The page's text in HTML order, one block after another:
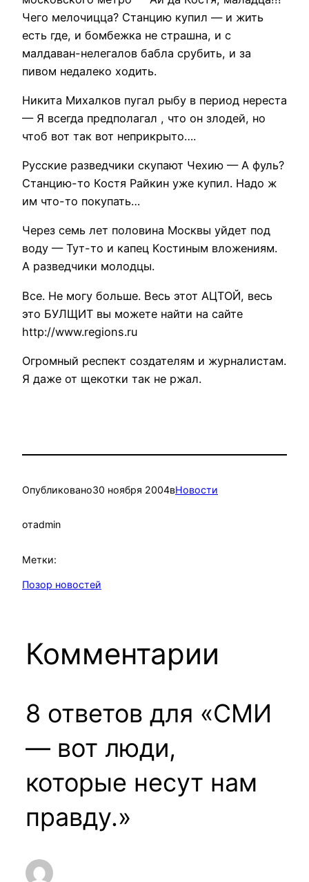
Чего мелочицца? Станцию купил — и жить
есть где, и бомбежка не страшна, и с
малдаван-нелегалов бабла срубить, и за
пивом недалеко ходить.
Никита Михалков пугал рыбу в период нереста
— Я всегда предполагал , что он злодей, но
чтоб вот так вот неприкрыто….
Русские разведчики скупают Чехию — А фуль?
Станцию-то Костя Райкин уже купил. Надо ж
им что-то покупать…
Через семь лет половина Москвы уйдет под
воду — Тут-то и капец Костиным вложениям.
А разведчики молодцы.
Все. Не могу больше. Весь этот АЦТОЙ, весь
это БУЛЩИТ вы можете найти на сайте
http://www.regions.ru
Огромный респект создателям и журналистам.
Я даже от щекотки так не ржал.
Опубликовано30 ноября 2004вНовости
отadmin
Метки:
Позор новостей
Комментарии
8 ответов для «СМИ
— вот люди,
которые несут нам
правду.»